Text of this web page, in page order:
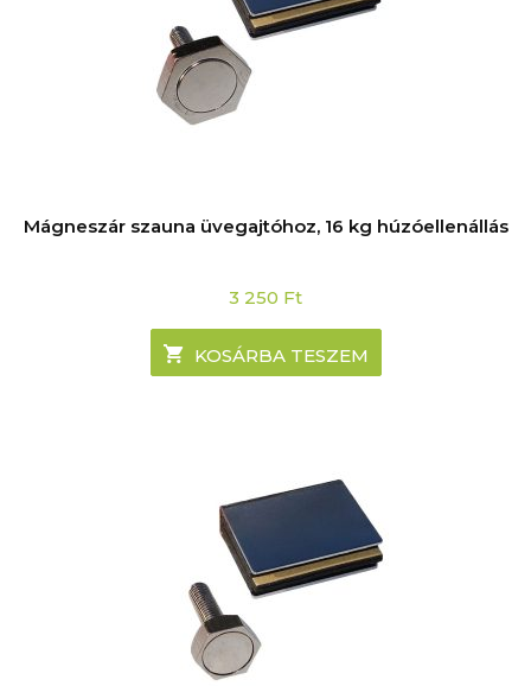
Mágneszár szauna üvegajtóhoz, 16 kg húzóellenállás
3 250 Ft
KOSÁRBA TESZEM